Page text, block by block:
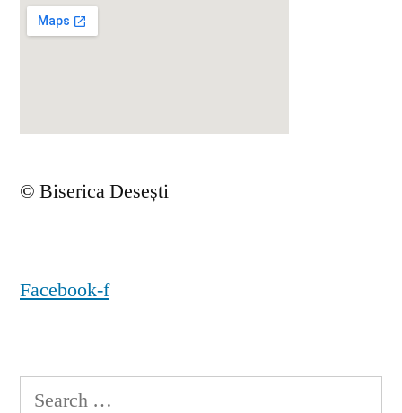
© Biserica Desești
Facebook-f
Search